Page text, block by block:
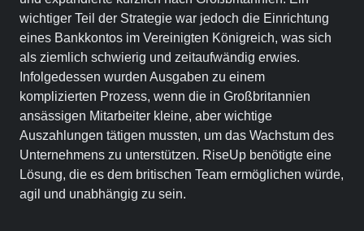
wichtiger Teil der Strategie war jedoch die Einrichtung
eines Bankkontos im Vereinigten Königreich, was sich
als ziemlich schwierig und zeitaufwändig erwies.
Infolgedessen wurden Ausgaben zu einem
komplizierten Prozess, wenn die in Großbritannien
ansässigen Mitarbeiter kleine, aber wichtige
Auszahlungen tätigen mussten, um das Wachstum des
Unternehmens zu unterstützen. RiseUp benötigte eine
Lösung, die es dem britischen Team ermöglichen würde,
agil und unabhängig zu sein.